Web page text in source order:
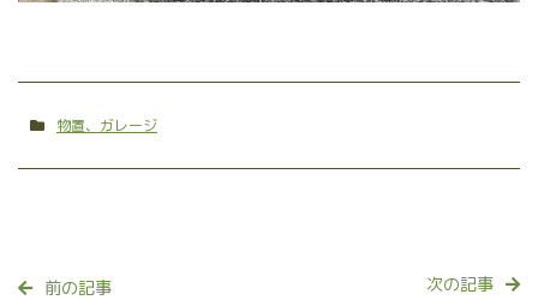
物置、ガレージ
前の記事 次の記事